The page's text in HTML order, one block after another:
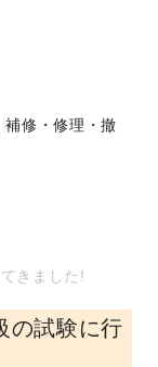
修・修理・撤
きました!
の試験に行